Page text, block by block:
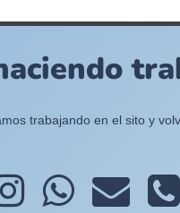
trabajando en el sito y